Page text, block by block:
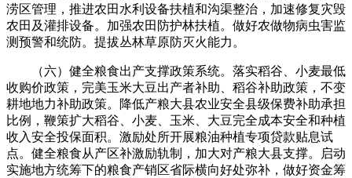
涝区管理，推进农田水利设备扶植和沟渠整治，加速修复灾毁
农田及灌排设备。加强农田防护林扶植。做好农做物病虫害监
测预警和统防。提拔丛林草原防灭火能力。
（六）健全粮食出产支撑政策系统。落实稻谷、小麦最低
收购价政策，完美玉米大豆出产者补助、稻谷补助政策，不变
耕地地力补助政策。降低产粮大县农业安全县级保费补助承担
比例，鞭策扩大稻谷、小麦、玉米、大豆完全成本安全和种植
收入安全投保面积。激励处所开展粮油种植专项贷款贴息试
点。健全粮食从产区补激励轨制，加大对产粮大县支撑。启动
实施地方统筹下的粮食产销区省际横向好处弥补，做好资金筹